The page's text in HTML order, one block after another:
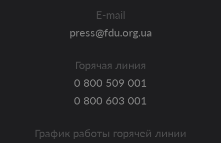
E-mail
press@fdu.org.ua
Горячая линия
0 800 509 001
0 800 603 001
График работы горячей линии